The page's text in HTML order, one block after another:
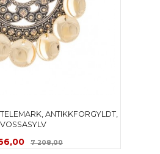
ANTIKKFORGYLDT,
VOSSASYLV
7 208,00Rabatt